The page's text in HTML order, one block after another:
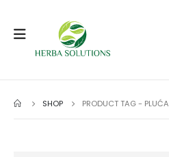
SHOP PRODUCT TAG - PLUĆA